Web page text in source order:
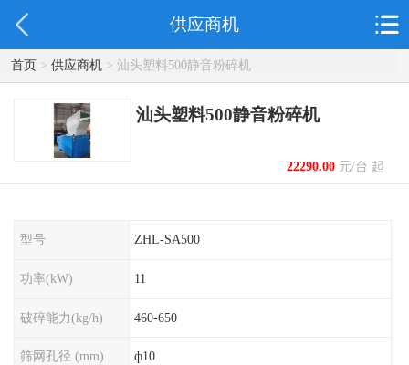
供应商机
首页> 供应商机> 汕头塑料500静音粉碎机
汕头塑料500静音粉碎机
22290.00元/台 起
型号 ZHL-SA500
功率(kW) 11
破碎能力(kg/h) 460-650
筛网孔径 (mm) ф10